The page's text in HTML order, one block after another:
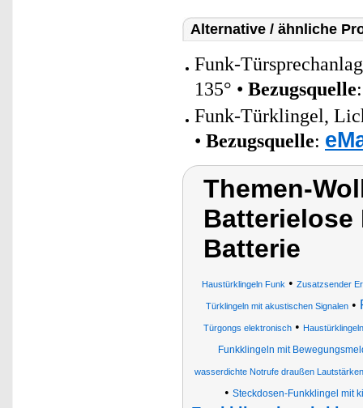
Alternative / ähnliche
Funk-
135° • Bezugsquelle
Funk-Türklingel,
• Bezugsquelle:
Themen-
Batterie
Haustürklingeln Funk • Zusatzsender
Türklingeln mit akustischen Signalen •
Türgongs elektronisch• Haustürklingeln
Funkklingeln mit
wasserdichte Notrufe draußen
• Steckdosen-Funkklingel mit